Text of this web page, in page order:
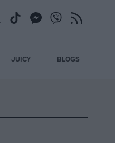
JUICY BLOGS